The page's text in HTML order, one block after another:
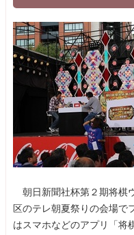
朝日新聞社杯第２期将棋
区のテレ朝夏祭りの会場で
はスマホなどのアプリ「将